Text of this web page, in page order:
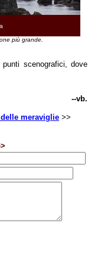
più grande.
scenografici, dove
--vb.
delle meraviglie >>